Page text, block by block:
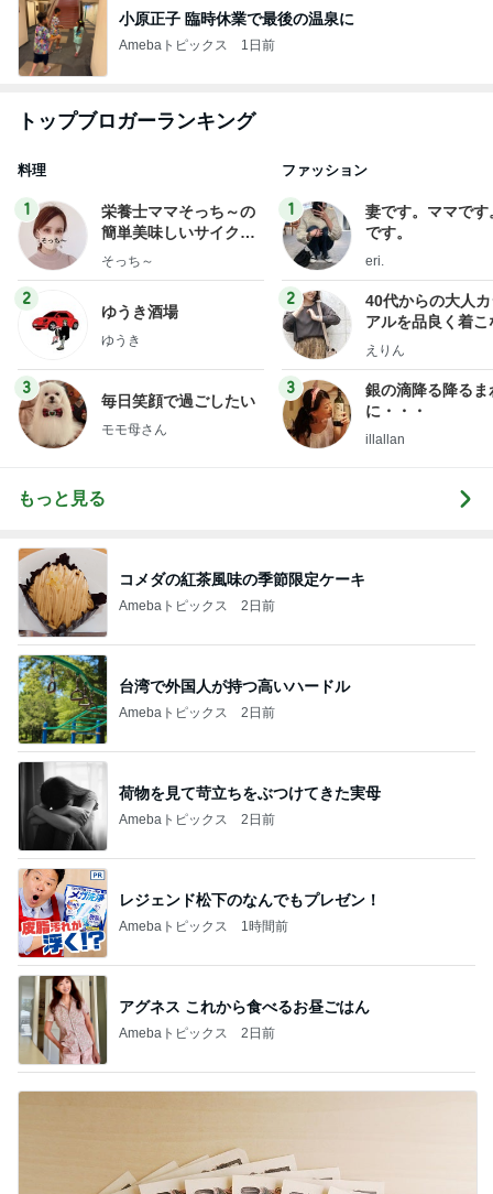
小原正子 臨時休業で最後の温泉に
Amebaトピックス 1日前
トップブロガーランキング
料理
1
栄養士ママそっち～の
簡単美味しいサイクル
献立
そっち～
2
ゆうき酒場
ゆうき
3
毎日笑顔で過ごしたい
モモ母さん
ファッション
1
妻です。ママです
です。
eri.
2
40代からの大人
アルを品良く着こ
ファッションブロ
えりん
3
銀の滴降る降るま
に・・・
illallan
もっと見る
コメダの紅茶風味の季節限定ケーキ
Amebaトピックス 2日前
台湾で外国人が持つ高いハードル
Amebaトピックス 2日前
荷物を見て苛立ちをぶつけてきた実母
Amebaトピックス 2日前
レジェンド松下のなんでもプレゼン！
Amebaトピックス 1時間前
アグネス これから食べるお昼ごはん
Amebaトピックス 2日前